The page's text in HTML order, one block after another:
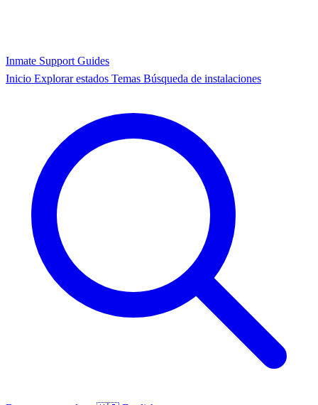
Inmate Support Guides
Inicio Explorar estados Temas Búsqueda de instalaciones